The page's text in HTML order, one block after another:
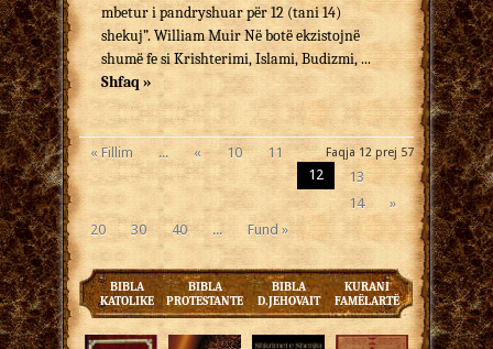
mbetur i pandryshuar për 12 (tani 14)
shekuj”. William Muir Në botë ekzistojnë
shumë fe si Krishterimi, Islami, Budizmi, ...
Shfaq »
Faqja 12 prej 57
« Fillim ... « 10
11
12
13
14
»
20
30 40 ... Fund »
BIBLA
KATOLIKE
BIBLA
PROTESTANTE
BIBLA
D.JEHOVAIT
KURANI
FAMËLARTË